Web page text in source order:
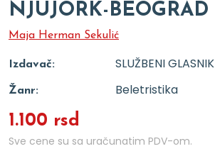
NJUJORK-BEOGRAD
Maja Herman Sekulić
Izdavač: SLUŽBENI GLASNIK
Žanr: Beletristika
1.100 rsd
Sve cene su sa uračunatim PDV-om.